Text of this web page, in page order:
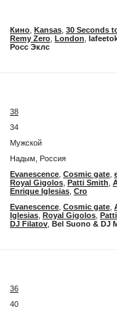
Кино Kansas 30 Seconds
Remy Zero London
Росс Эклc
38
34
Мужской
Надым, Россия
Evanescence Cosmic gate
Royal Gigolos Patti Smith
Enrique Iglesias Cro
Evanescence Cosmic gate
Iglesias Royal Gigolos
DJ Filatov Bel Suono & DJ
36
40